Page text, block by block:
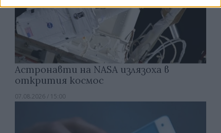
Астронавти на NASA излязоха в
открития космос
07.08.2026 / 15:00